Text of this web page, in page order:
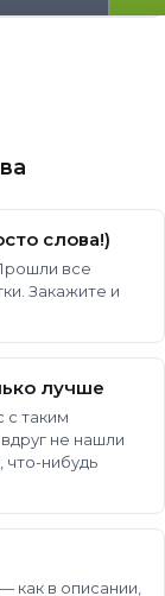
слова!)
все
Закажите и
лучше
с таким
не нашли
что-нибудь
как в описании,